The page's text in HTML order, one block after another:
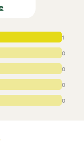
1
0
0
0
0